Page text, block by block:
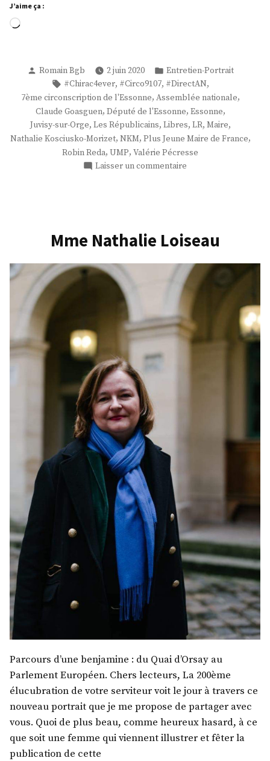
J’aime ça :
Chargement…
Publié
Romain Bgb 2 juin 2020
Publié
dans
Entretien-Portrait
Étiquettes :
#Chirac4ever, #Circo9107, #DirectAN,
7ème circonscription de l'Essonne, Assemblée nationale,
Claude Goasguen, Député de l'Essonne, Essonne,
Juvisy-sur-Orge, Les Républicains, Libres, LR, Maire,
Nathalie Kosciusko-Morizet, NKM, Plus Jeune Maire de France,
Robin Reda, UMP, Valérie Pécresse
Laisser un commentaire
Mme Nathalie Loiseau
Parcours d’une benjamine : du Quai d’Orsay au
Parlement Européen. Chers lecteurs, La 200ème
élucubration de votre serviteur voit le jour à travers ce
nouveau portrait que je me propose de partager avec
vous. Quoi de plus beau, comme heureux hasard, à ce
que soit une femme qui viennent illustrer et fêter la
publication de cette